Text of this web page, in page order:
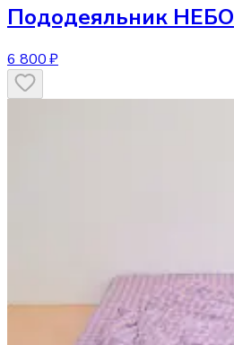
Пододеяльник НЕБО
6 800 ₽